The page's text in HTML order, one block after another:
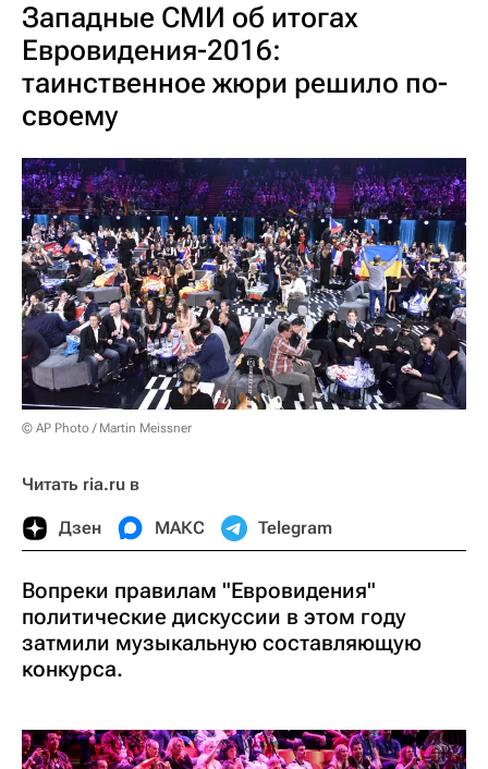
Западные СМИ об итогах
Евровидения-2016:
таинственное жюри решило по-
своему
© AP Photo / Martin Meissner
Читать ria.ru в
Дзен МАКС Telegram
Вопреки правилам "Евровидения"
политические дискуссии в этом году
затмили музыкальную составляющую
конкурса.